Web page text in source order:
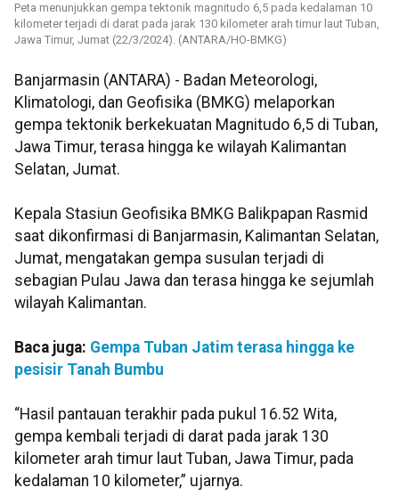
Peta menunjukkan gempa tektonik magnitudo 6,5 pada kedalaman 10
kilometer terjadi di darat pada jarak 130 kilometer arah timur laut Tuban,
Jawa Timur, Jumat (22/3/2024). (ANTARA/HO-BMKG)
Banjarmasin (ANTARA) - Badan Meteorologi,
Klimatologi, dan Geofisika (BMKG) melaporkan
gempa tektonik berkekuatan Magnitudo 6,5 di Tuban,
Jawa Timur, terasa hingga ke wilayah Kalimantan
Selatan, Jumat.
Kepala Stasiun Geofisika BMKG Balikpapan Rasmid
saat dikonfirmasi di Banjarmasin, Kalimantan Selatan,
Jumat, mengatakan gempa susulan terjadi di
sebagian Pulau Jawa dan terasa hingga ke sejumlah
wilayah Kalimantan.
Baca juga: Gempa Tuban Jatim terasa hingga ke
pesisir Tanah Bumbu
“Hasil pantauan terakhir pada pukul 16.52 Wita,
gempa kembali terjadi di darat pada jarak 130
kilometer arah timur laut Tuban, Jawa Timur, pada
kedalaman 10 kilometer,” ujarnya.